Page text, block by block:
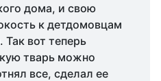
дома, и свою
к детдомовцам
вот теперь
тварь можно
все, сделал ее